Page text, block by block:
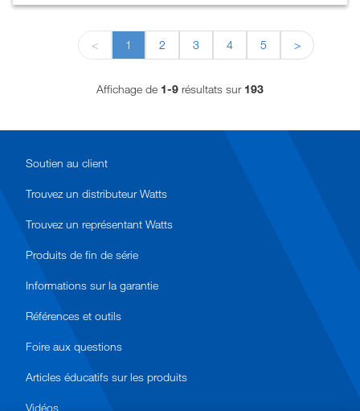
< 1 2 3 4 5 >
Affichage de 1-9résultats sur 193
Soutien au client
Trouvez un distributeur Watts
Trouvez un représentant Watts
Produits de fin de série
Informations sur la garantie
Références et outils
Foire aux questions
Articles éducatifs sur les produits
Vidéos